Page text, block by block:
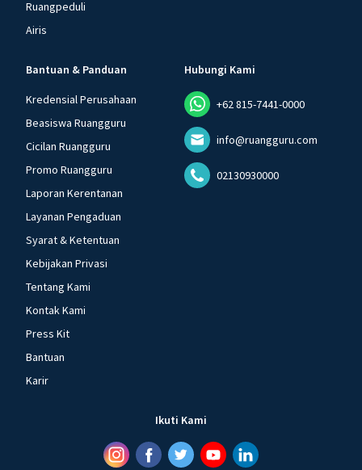
Ruangpeduli
Airis
Bantuan & Panduan
Kredensial Perusahaan
Beasiswa Ruangguru
Cicilan Ruangguru
Promo Ruangguru
Laporan Kerentanan
Layanan Pengaduan
Syarat & Ketentuan
Kebijakan Privasi
Tentang Kami
Kontak Kami
Press Kit
Bantuan
Karir
Hubungi Kami
+62 815-7441-0000
info@ruangguru.com
02130930000
Ikuti Kami